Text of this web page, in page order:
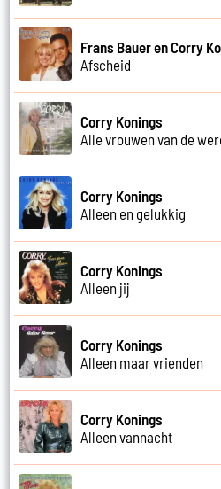
Frans Bauer en Corry
Afscheid
Corry Konings
Alle vrouwen van de
Corry Konings
Alleen en gelukkig
Corry Konings
Alleen jij
Corry Konings
Alleen maar vrienden
Corry Konings
Alleen vannacht